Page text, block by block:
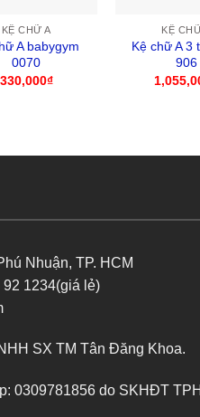
KỆ CHỮ A
A babygym
0070
330,000₫
KỆ
Kệ chữ A 3
906
Nhuận, TP. HCM
1234(giá lẻ)
SX TM Tân Đăng Khoa.
0309781856 do SKHĐT